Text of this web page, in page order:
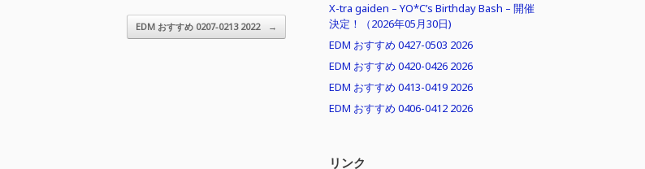
EDM おすすめ 0207-0213 2022 →
X-tra gaiden – YO*C’s Birthday Bash – 開催
決定！（2026年05月30日)
EDM おすすめ 0427-0503 2026
EDM おすすめ 0420-0426 2026
EDM おすすめ 0413-0419 2026
EDM おすすめ 0406-0412 2026
リンク